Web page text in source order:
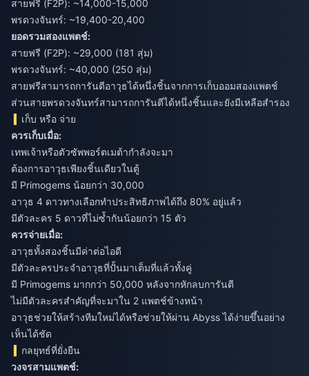
สายฟรี (F2P): ~14,000-15,000
พรดวงจันทร์: ~19,400-20,400
ยอดรวมสองแพตช์:
สายฟรี (F2P): ~29,000 (181 สุ่ม)
พรดวงจันทร์: ~40,000 (250 สุ่ม)
สายฟรีสามารถการันตีอาวุธได้หนึ่งชิ้นจากการเก็บออมสองแพตช์
ส่วนสายพรดวงจันทร์สามารถการันตีได้หนึ่งชิ้นและยังมีเหลือสำรอง
เก็บ หรือ จ่าย
ควรเก็บเมื่อ:
เทพเจ้าหรือตัวซัพพอร์ตเมต้ากำลังจะมา
ต้องการอาวุธเพียงชิ้นเดียวในตู้
มี Primogems น้อยกว่า 30,000
อาวุธ 4 ดาวทางเลือกทำประสิทธิภาพได้ถึง 80% อยู่แล้ว
มีตัวละคร 5 ดาวที่ไม่ซ้ำกันน้อยกว่า 15 ตัว
ควรจ่ายเมื่อ:
อาวุธทั้งสองชิ้นมีค่าต่อไอดี
มีตัวละครประจำอาวุธที่ปั้นมาเต็มที่แล้วทั้งคู่
มี Primogems มากกว่า 50,000 หลังจากหักลบการันตี
ไม่มีตัวละครสำคัญที่จะมาใน 2 แพตช์ข้างหน้า
อาวุธช่วยให้สร้างทีมใหม่ได้หรือช่วยให้ผ่าน Abyss ได้ง่ายขึ้นอย่าง
เห็นได้ชัด
กลยุทธ์ที่ยั่งยืน
วงจรสามแพตช์: